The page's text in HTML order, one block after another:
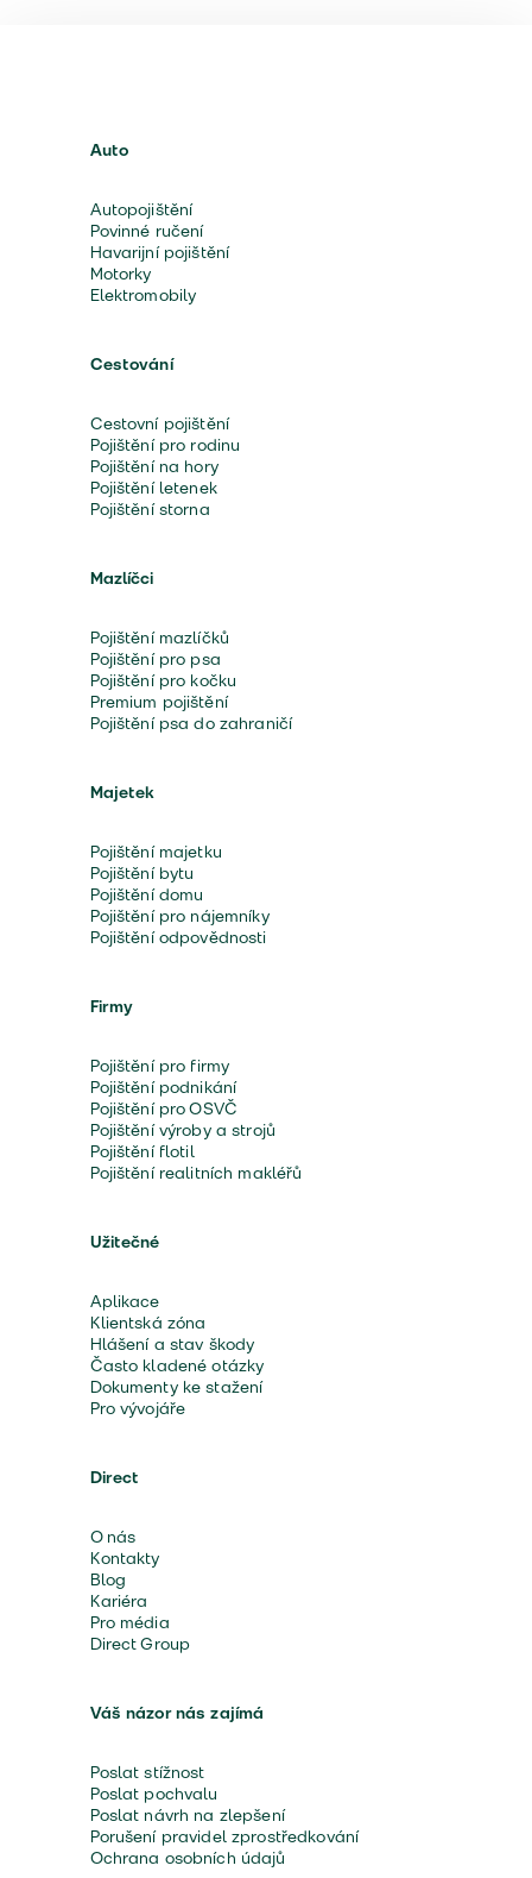
Auto
Autopojištění
Povinné ručení
Havarijní pojištění
Motorky
Elektromobily
Cestování
Cestovní pojištění
Pojištění pro rodinu
Pojištění na hory
Pojištění letenek
Pojištění storna
Mazlíčci
Pojištění mazlíčků
Pojištění pro psa
Pojištění pro kočku
Premium pojištění
Pojištění psa do zahraničí
Majetek
Pojištění majetku
Pojištění bytu
Pojištění domu
Pojištění pro nájemníky
Pojištění odpovědnosti
Firmy
Pojištění pro firmy
Pojištění podnikání
Pojištění pro OSVČ
Pojištění výroby a strojů
Pojištění flotil
Pojištění realitních makléřů
Užitečné
Aplikace
Klientská zóna
Hlášení a stav škody
Často kladené otázky
Dokumenty ke stažení
Pro vývojáře
Direct
O nás
Kontakty
Blog
Kariéra
Pro média
Direct Group
Váš názor nás zajímá
Poslat stížnost
Poslat pochvalu
Poslat návrh na zlepšení
Porušení pravidel zprostředkování
Ochrana osobních údajů